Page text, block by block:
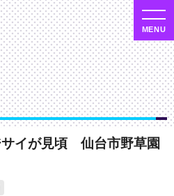
イが見頃 仙台市野草園